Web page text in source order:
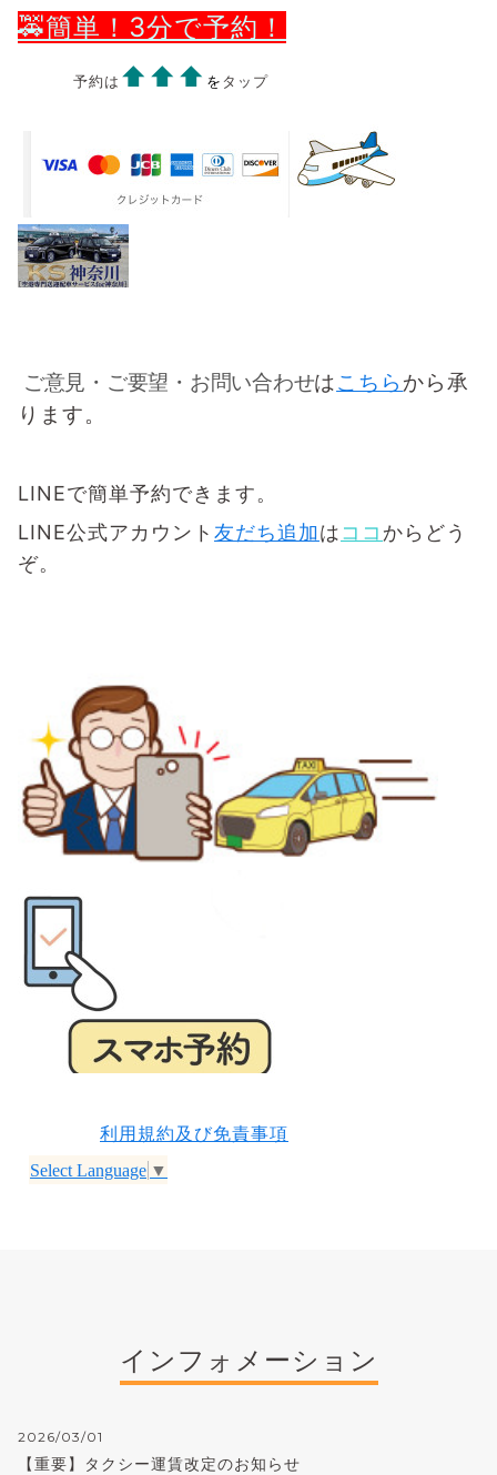
🚕簡単！3分で予約！
予約は ⬆️⬆️⬆️ をタップ
ご意見・ご要望・お問い合わせはこちら から承
ります。
LINEで簡単予約できます。
LINE公式アカウント 友だち追加はココ からどう
ぞ。
利用規約及び免責事項
Select Language ▼
インフォメーション
2026/03/01
【重要】タクシー運賃改定のお知らせ